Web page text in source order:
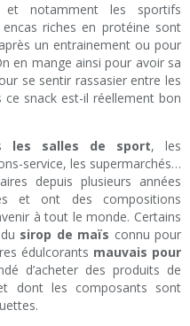
et notamment les sportifs
riches en protéine sont
un entrainement ou pour
en mange ainsi pour avoir sa
se sentir rassasier entre les
snack est-il réellement bon
les salles de sport, les
service, les supermarchés…
depuis plusieurs années
et ont des compositions
à tout le monde. Certains
sirop de maïs connu pour
édulcorants mauvais pour
d’acheter des produits de
dont les composants sont